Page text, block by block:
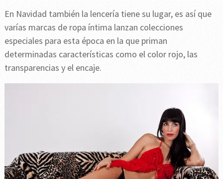
En Navidad también la lencería tiene su lugar, es así que
varías marcas de ropa íntima lanzan colecciones
especiales para esta época en la que priman
determinadas características como el color rojo, las
transparencias y el encaje.